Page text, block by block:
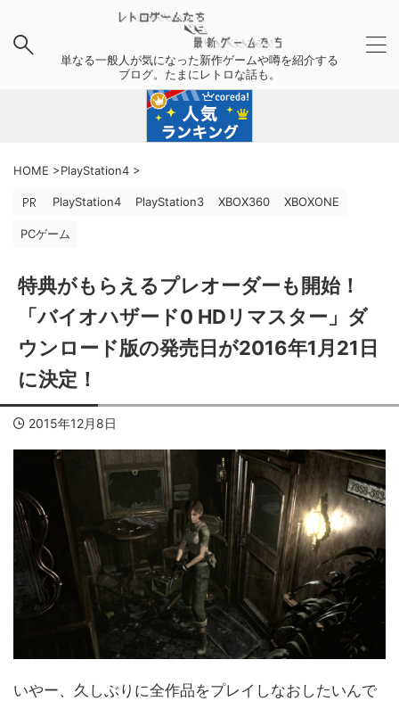
単なる一般人が気になった新作ゲームや噂を紹介する
ブログ。たまにレトロな話も。
HOME >PlayStation4 >
PlayStation4 PlayStation3 XBOX360 XBOXONE
PCゲーム
特典がもらえるプレオーダーも開始！
「バイオハザード0 HDリマスター」ダ
ウンロード版の発売日が2016年1月21日
に決定！
2015年12月8日
いやー、久しぶりに全作品をプレイしなおしたいんで